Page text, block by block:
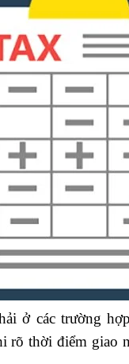
ở các trường
thời điểm giao